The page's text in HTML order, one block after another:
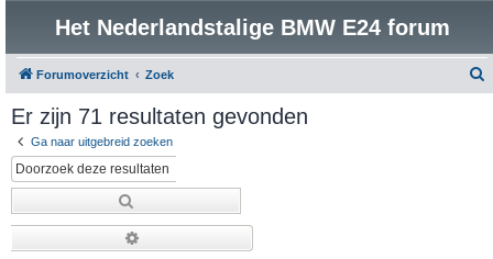
Het Nederlandstalige BMW E24 forum
Forumoverzicht Zoek
Er zijn 71 resultaten gevonden
Ga naar uitgebreid zoeken